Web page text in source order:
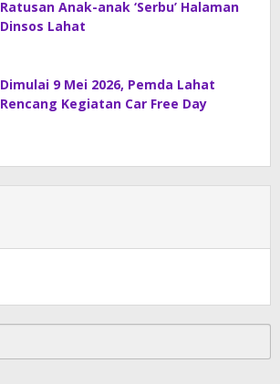
Ratusan Anak-anak ‘Serbu’ Halaman
Dinsos Lahat
Dimulai 9 Mei 2026, Pemda Lahat
Rencang Kegiatan Car Free Day